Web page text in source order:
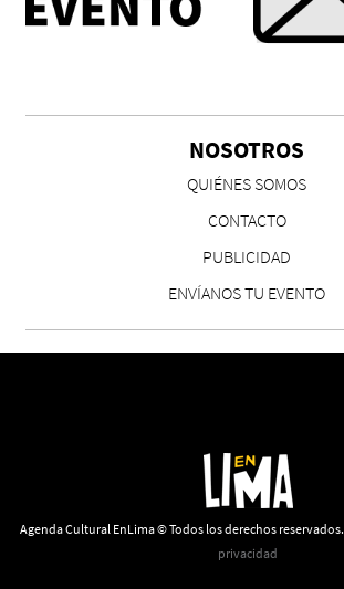
NOSOTROS
QUIÉNES SOMOS
CONTACTO
PUBLICIDAD
ENVÍANOS TU EVENTO
Agenda Cultural EnLima © Todos los derechos reservados.
privacidad